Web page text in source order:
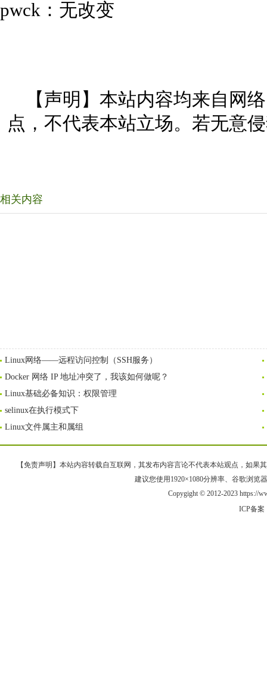
pwck：无改变
【声明】本站内容均来自网
点，不代表本站立场。若无意
相关内容
Linux网络——远程访问控制（SSH服务）
Docker 网络 IP 地址冲突了，我该如何做呢？
Linux基础必备知识：权限管理
selinux在执行模式下
Linux文件属主和属组
【免责声明】本站内容转载自互联网，其发布内容言论不代表本站观点，如果
建议您使用1920×1080分辨率、谷歌浏览
Copygight © 2012-2023 https://
ICP备案